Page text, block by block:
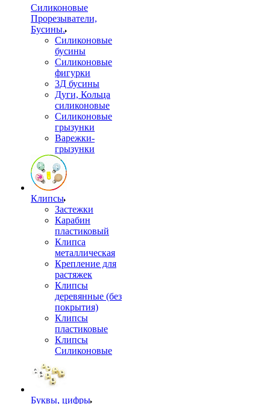
Силиконовые
Прорезыватели,
Бусины.
Силиконовые
бусины
Силиконовые
фигурки
3Д бусины
Дуги, Кольца
силиконовые
Силиконовые
грызунки
Варежки-
грызунки
Клипсы
Застежки
Карабин
пластиковый
Клипса
металлическая
Крепление для
растяжек
Клипсы
деревянные (без
покрытия)
Клипсы
пластиковые
Клипсы
Силиконовые
Буквы, цифры